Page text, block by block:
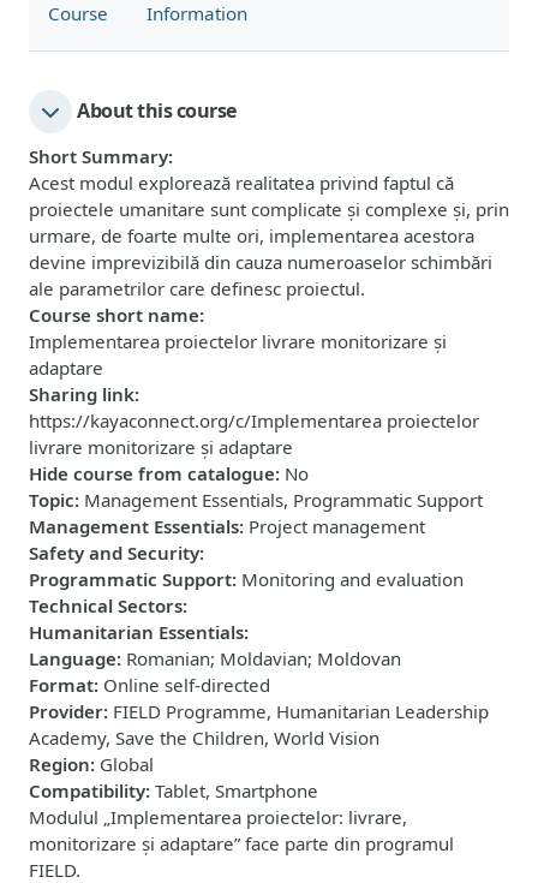
Course Information
About this course
Short Summary:
Acest modul explorează realitatea privind faptul că
proiectele umanitare sunt complicate și complexe și, prin
urmare, de foarte multe ori, implementarea acestora
devine imprevizibilă din cauza numeroaselor schimbări
ale parametrilor care definesc proiectul.
Course short name:
Implementarea proiectelor livrare monitorizare și
adaptare
Sharing link:
https://kayaconnect.org/c/Implementarea proiectelor
livrare monitorizare și adaptare
Hide course from catalogue: No
Topic: Management Essentials, Programmatic Support
Management Essentials: Project management
Safety and Security:
Programmatic Support: Monitoring and evaluation
Technical Sectors:
Humanitarian Essentials:
Language: Romanian; Moldavian; Moldovan
Format: Online self-directed
Provider: FIELD Programme, Humanitarian Leadership
Academy, Save the Children, World Vision
Region: Global
Compatibility: Tablet, Smartphone
Modulul „Implementarea proiectelor: livrare,
monitorizare și adaptare” face parte din programul
FIELD.